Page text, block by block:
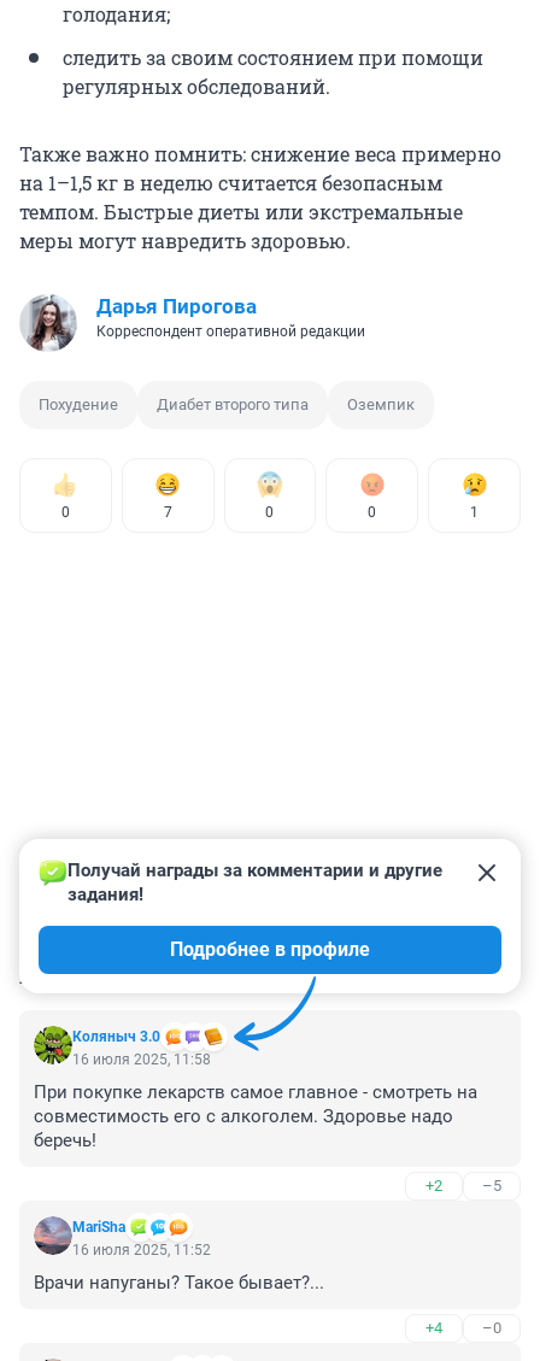
голодания;
следить за своим состоянием при помощи
регулярных обследований.
Также важно помнить: снижение веса примерно
на 1–1,5 кг в неделю считается безопасным
темпом. Быстрые диеты или экстремальные
меры могут навредить здоровью.
Дарья Пирогова
Корреспондент оперативной редакции
Похудение Диабет второго типа Оземпик
0 7 0 0 1
КОММЕНТАРИИ 22
Коляныч 3.0
Получай награды за комментарии и другие
задания!
Подробнее в профиле
16 июля 2025, 11:58
При покупке лекарств самое главное - смотреть на
совместимость его с алкоголем. Здоровье надо
беречь!
+2 –5
MariSha
16 июля 2025, 11:52
Врачи напуганы? Такое бывает?...
+4 –0